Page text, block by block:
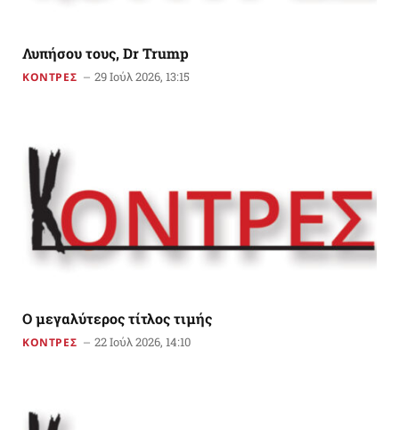
Λυπήσου τους, Dr Trump
ΚΟΝΤΡΕΣ 29 Ιούλ 2026, 13:15
O μεγαλύτερος τίτλος τιμής
ΚΟΝΤΡΕΣ 22 Ιούλ 2026, 14:10